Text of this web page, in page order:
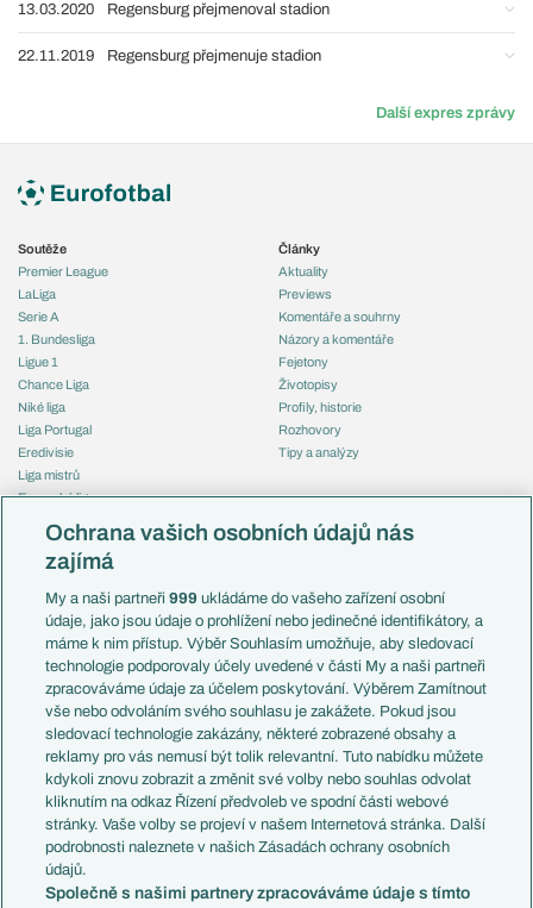
13.03.2020 Regensburg přejmenoval stadion
22.11.2019 Regensburg přejmenuje stadion
Další expres zprávy
Soutěže
Premier League
LaLiga
Serie A
1. Bundesliga
Ligue 1
Chance Liga
Niké liga
Liga Portugal
Eredivisie
Liga mistrů
Evropská liga
Mistrovství světa
Liga národů
Témata
Představení týmů MS
EuroSkauting
PL v kostce
Evropské koeficienty
Přestupy
Přestupové spekulace
Zranění
Kluby
Arsenal FC
Chelsea FC
Manchester United
Články
Aktuality
Previews
Komentáře a souhrny
Názory a komentáře
Fejetony
Životopisy
Profily, historie
Rozhovory
Tipy a analýzy
Česko
Francie
Itálie
Německo
Španělsko
Argentina
Brazílie
Přestupy
Zápasy
Livescore
Tipovací soutěž
Ochrana vašich osobních údajů nás
zajímá
My a naši partneři999 ukládáme do vašeho zařízení osobní
údaje, jako jsou údaje o prohlížení nebo jedinečné identifikátory, a
máme k nim přístup. Výběr Souhlasím umožňuje, aby sledovací
technologie podporovaly účely uvedené v části My a naši partneři
zpracováváme údaje za účelem poskytování. Výběrem Zamítnout
vše nebo odvoláním svého souhlasu je zakážete. Pokud jsou
sledovací technologie zakázány, některé zobrazené obsahy a
reklamy pro vás nemusí být tolik relevantní. Tuto nabídku můžete
kdykoli znovu zobrazit a změnit své volby nebo souhlas odvolat
kliknutím na odkaz Řízení předvoleb ve spodní části webové
stránky. Vaše volby se projeví v našem Internetová stránka. Další
podrobnosti naleznete v našich Zásadách ochrany osobních
údajů.
Společně s našimi partnery zpracováváme údaje s tímto